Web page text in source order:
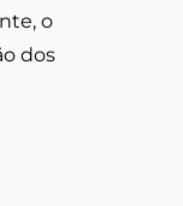
o
dos